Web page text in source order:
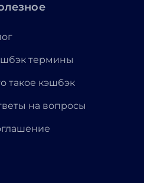
термины
такое кэшбэк
на вопросы